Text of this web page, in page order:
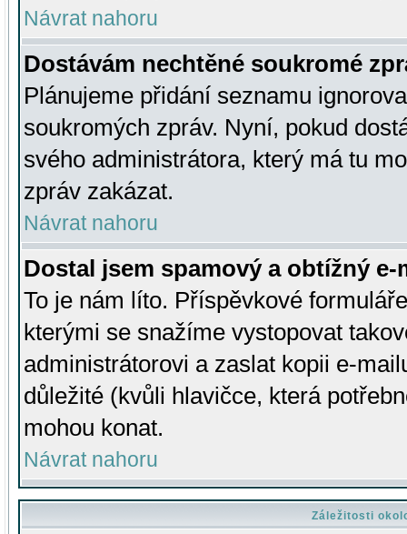
Návrat nahoru
Dostávám nechtěné soukromé
Plánujeme přidání seznamu
soukromých zpráv. Nyní, pokud
svého administrátora, který má tu
zpráv zakázat.
Návrat nahoru
Dostal jsem spamový a obtížný
To je nám líto. Příspěvkové
kterými se snažíme vystopovat
administrátorovi a zaslat kopii e-
důležité (kvůli hlavičce, která
mohou konat.
Návrat nahoru
Záležitosti